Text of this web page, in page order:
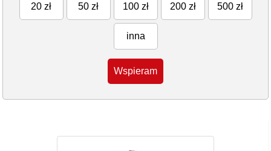
20 zł 50 zł 100 zł 200 zł 500 zł
inna
Wspieram